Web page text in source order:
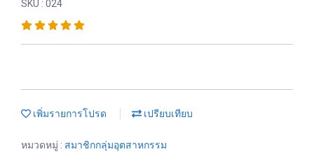
SKU : 024
เพิ่มรายการโปรด เปรียบเทียบ
หมวดหมู่ : สมาชิกกลุ่มอุตสาหกรรม